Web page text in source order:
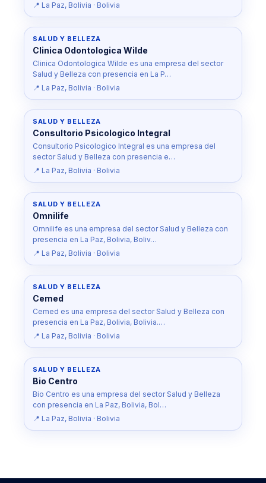
📍 La Paz, Bolivia · Bolivia
SALUD Y BELLEZA
Clinica Odontologica Wilde
Clinica Odontologica Wilde es una empresa del sector
Salud y Belleza con presencia en La P…
📍 La Paz, Bolivia · Bolivia
SALUD Y BELLEZA
Consultorio Psicologico Integral
Consultorio Psicologico Integral es una empresa del
sector Salud y Belleza con presencia e…
📍 La Paz, Bolivia · Bolivia
SALUD Y BELLEZA
Omnilife
Omnilife es una empresa del sector Salud y Belleza con
presencia en La Paz, Bolivia, Boliv…
📍 La Paz, Bolivia · Bolivia
SALUD Y BELLEZA
Cemed
Cemed es una empresa del sector Salud y Belleza con
presencia en La Paz, Bolivia, Bolivia.…
📍 La Paz, Bolivia · Bolivia
SALUD Y BELLEZA
Bio Centro
Bio Centro es una empresa del sector Salud y Belleza
con presencia en La Paz, Bolivia, Bol…
📍 La Paz, Bolivia · Bolivia